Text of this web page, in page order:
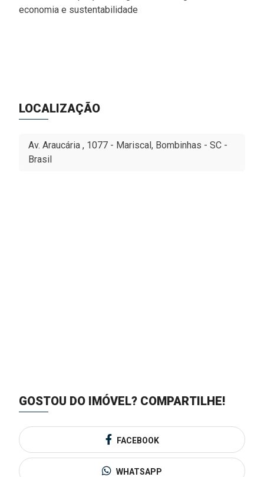
economia e sustentabilidade
LOCALIZAÇÃO
Av. Araucária , 1077 - Mariscal, Bombinhas - SC -
Brasil
GOSTOU DO IMÓVEL? COMPARTILHE!
FACEBOOK
WHATSAPP